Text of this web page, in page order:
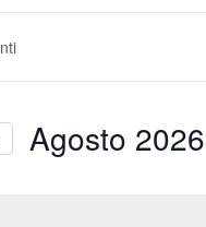
Agosto 2026